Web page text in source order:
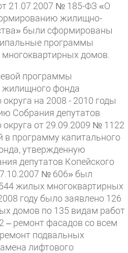
21.07.2007 № 185-ФЗ «О
жилищно-
были сформированы
программы
домов.
программы
жилищного фонда
округа на 2008 - 2010 годы
Собрания депутатов
округа от 29.09.2009 № 1122
в программу капитального
утвержденную
депутатов Копейского
№ 606» был
жилых многоквартирных
году было заявлено 126
домов по 135 видам работ
– ремонт фасадов со всем
подвальных
лифтового